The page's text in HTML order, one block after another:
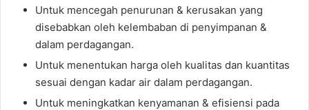
Untuk mencegah penurunan & kerusakan yang
disebabkan oleh kelembaban di penyimpanan &
dalam perdagangan.
Untuk menentukan harga oleh kualitas dan kuantitas
sesuai dengan kadar air dalam perdagangan.
Untuk meningkatkan kenyamanan & efisiensi pada